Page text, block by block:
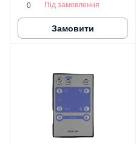
0 Під замовлення
Замовити